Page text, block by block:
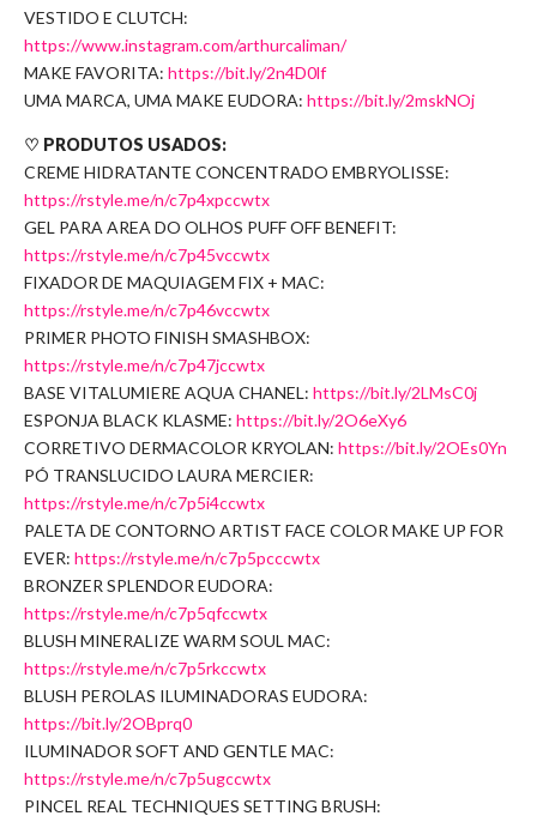
VESTIDO E CLUTCH:
https://www.instagram.com/arthurcaliman/
MAKE FAVORITA: https://bit.ly/2n4D0lf
UMA MARCA, UMA MAKE EUDORA: https://bit.ly/2mskNOj
♡ PRODUTOS USADOS:
CREME HIDRATANTE CONCENTRADO EMBRYOLISSE:
https://rstyle.me/n/c7p4xpccwtx
GEL PARA AREA DO OLHOS PUFF OFF BENEFIT:
https://rstyle.me/n/c7p45vccwtx
FIXADOR DE MAQUIAGEM FIX + MAC:
https://rstyle.me/n/c7p46vccwtx
PRIMER PHOTO FINISH SMASHBOX:
https://rstyle.me/n/c7p47jccwtx
BASE VITALUMIERE AQUA CHANEL: https://bit.ly/2LMsC0j
ESPONJA BLACK KLASME: https://bit.ly/2O6eXy6
CORRETIVO DERMACOLOR KRYOLAN: https://bit.ly/2OEs0Yn
PÓ TRANSLUCIDO LAURA MERCIER:
https://rstyle.me/n/c7p5i4ccwtx
PALETA DE CONTORNO ARTIST FACE COLOR MAKE UP FOR
EVER: https://rstyle.me/n/c7p5pcccwtx
BRONZER SPLENDOR EUDORA:
https://rstyle.me/n/c7p5qfccwtx
BLUSH MINERALIZE WARM SOUL MAC:
https://rstyle.me/n/c7p5rkccwtx
BLUSH PEROLAS ILUMINADORAS EUDORA:
https://bit.ly/2OBprq0
ILUMINADOR SOFT AND GENTLE MAC:
https://rstyle.me/n/c7p5ugccwtx
PINCEL REAL TECHNIQUES SETTING BRUSH: